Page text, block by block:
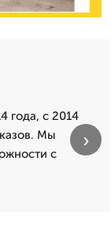
года, с 2014
Мы
с
›